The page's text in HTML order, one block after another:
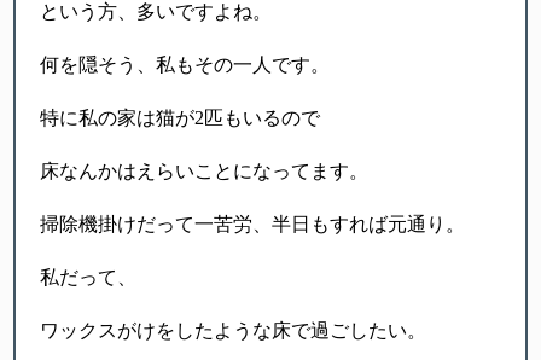
という方、多いですよね。
何を隠そう、私もその一人です。
特に私の家は猫が2匹もいるので
床なんかはえらいことになってます。
掃除機掛けだって一苦労、半日もすれば元通り。
私だって、
ワックスがけをしたような床で過ごしたい。